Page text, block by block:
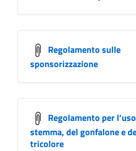
Regolamento sulle
sponsorizzazione
Regolamento per
stemma, del gonfalone e
tricolore